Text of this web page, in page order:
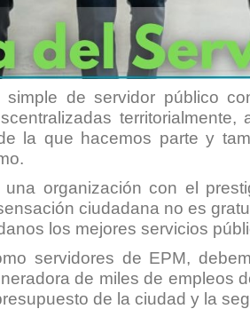
simple de servidor público
la que hacemos parte y
una organización con el
ciudadana no es
los mejores servicios
servidores de EPM,
de miles de empleos
de la ciudad y la